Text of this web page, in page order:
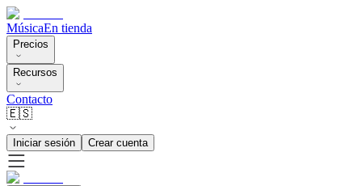
MúsicaEn tienda
Precios
Recursos
Contacto
🇪🇸
Iniciar sesión Crear cuenta